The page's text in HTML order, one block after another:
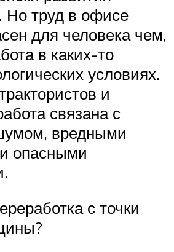
Но труд в офисе
для человека чем,
в каких-то
условиях.
и
связана с
вредными
опасными
с точки